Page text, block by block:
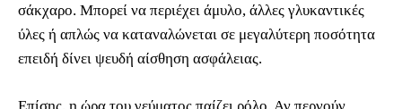
σάκχαρο. Μπορεί να περιέχει άμυλο, άλλες γλυκαντικές
ύλες ή απλώς να καταναλώνεται σε μεγαλύτερη ποσότητα
επειδή δίνει ψευδή αίσθηση ασφάλειας.